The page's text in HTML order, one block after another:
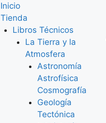
Inicio
Tienda
Libros Técnicos
La Tierra y la
Atmosfera
Astronomía
Astrofísica
Cosmografía
Geología
Tectónica